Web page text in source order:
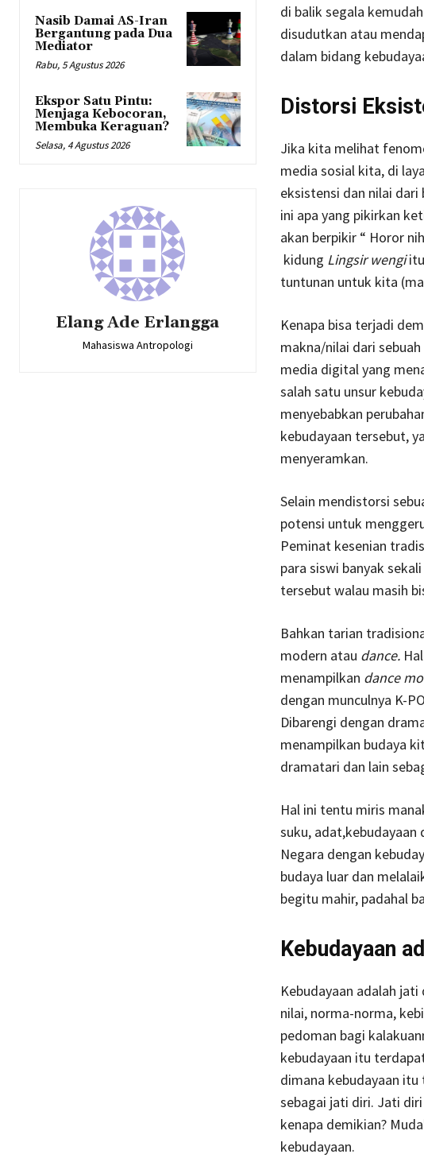
Nasib Damai AS-Iran
Bergantung pada Dua
Mediator
Rabu, 5 Agustus 2026
Ekspor Satu Pintu:
Menjaga Kebocoran,
Membuka Keraguan?
Selasa, 4 Agustus 2026
Elang Ade Erlangga
Mahasiswa Antropologi
di balik segala
disudutkan atau
dalam bidang
Distorsi
Jika kita melihat
media sosial kita, di
eksistensi dan nilai
ini apa yang pikirkan
akan berpikir “ Horor
kidung Lingsir wengiitu
tuntunan untuk kita
Kenapa bisa terjadi
makna/nilai dari
media digital yang
salah satu unsur
menyebabkan
kebudayaan tersebut,
menyeramkan.
Selain mendistorsi
potensi untuk
Peminat kesenian
para siswi banyak
tersebut walau masih
Bahkan tarian
modern atau dance.
menampilkan dance
dengan munculnya K-
Dibarengi dengan
menampilkan budaya
dramatari dan lain
Hal ini tentu miris
suku, adat,kebudayaan
Negara dengan
budaya luar dan
begitu mahir, padahal
Kebudayaan
Kebudayaan adalah
nilai, norma-norma,
pedoman bagi
kebudayaan itu
dimana kebudayaan
sebagai jati diri. Jati
kenapa demikian?
kebudayaan.